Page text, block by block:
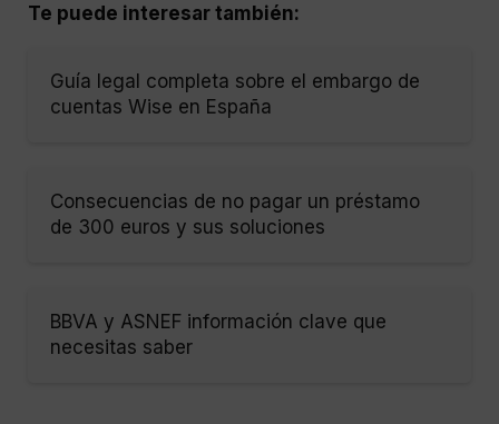
Te puede interesar también:
Guía legal completa sobre el embargo de
cuentas Wise en España
Consecuencias de no pagar un préstamo
de 300 euros y sus soluciones
BBVA y ASNEF información clave que
necesitas saber